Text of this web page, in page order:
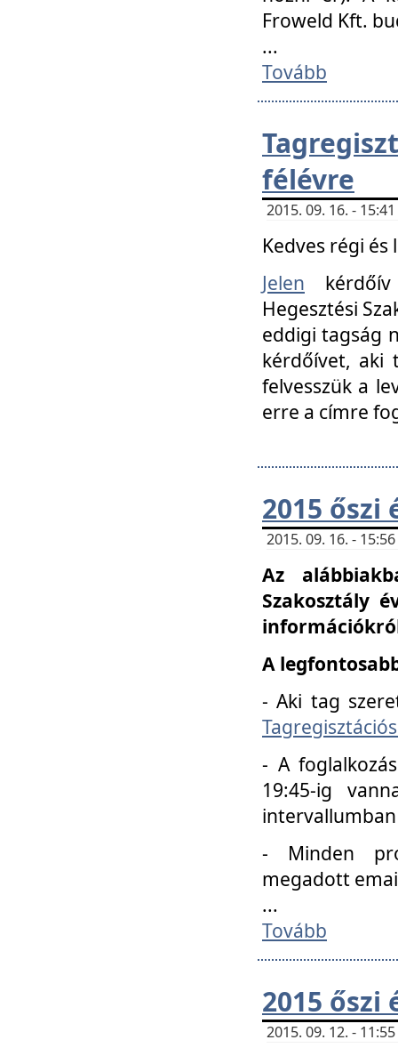
Froweld Kft.
...
Tovább
félévre
2015. 09. 16. -
Kedves régi
Jelen
Hegesztési
eddigi tagság
kérdőívet, aki
felvesszük a
erre a címre
2015 őszi
2015. 09. 16. -
Az
Szakosztály
A
- Aki tag
- A
19:45-ig
- Minden
megadott
...
Tovább
2015
2015. 09. 12. -